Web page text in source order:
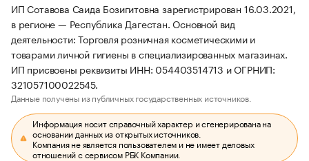
ИП Сотавова Саида Бозигитовна зарегистрирован 16.03.2021,
в регионе — Республика Дагестан. Основной вид
деятельности: Торговля розничная косметическими и
товарами личной гигиены в специализированных магазинах.
ИП присвоены реквизиты ИНН: 054403514713 и ОГРНИП:
321057100022545.
Данные получены из публичных государственных источников.
Информация носит справочный характер и сгенерирована на
основании данных из открытых источников.
Компания не является пользователем и не имеет деловых
отношений с сервисом РБК Компании.